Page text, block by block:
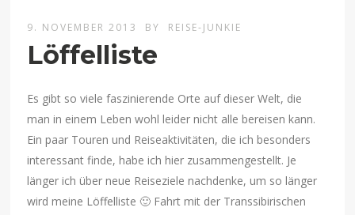
9. NOVEMBER 2013 BY REISE-JUNKIE
Löffelliste
Es gibt so viele faszinierende Orte auf dieser Welt, die
man in einem Leben wohl leider nicht alle bereisen kann.
Ein paar Touren und Reiseaktivitäten, die ich besonders
interessant finde, habe ich hier zusammengestellt. Je
länger ich über neue Reiseziele nachdenke, um so länger
wird meine Löffelliste 🙂 Fahrt mit der Transsibirischen